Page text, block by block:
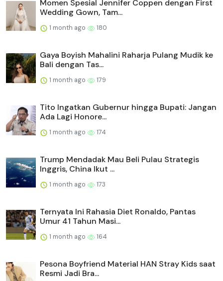
Momen Spesial Jennifer Coppen dengan First
Wedding Gown, Tam...
1 month ago 180
Gaya Boyish Mahalini Raharja Pulang Mudik ke
Bali dengan Tas...
1 month ago 179
Tito Ingatkan Gubernur hingga Bupati: Jangan
Ada Lagi Honore...
1 month ago 174
Trump Mendadak Mau Beli Pulau Strategis
Inggris, China Ikut ...
1 month ago 173
Ternyata Ini Rahasia Diet Ronaldo, Pantas
Umur 41 Tahun Masi...
1 month ago 164
Pesona Boyfriend Material HAN Stray Kids saat
Resmi Jadi Bra...